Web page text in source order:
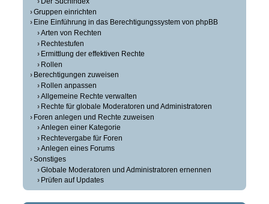
Gruppen einrichten
Eine Einführung in das Berechtigungssystem von phpBB
Arten von Rechten
Rechtestufen
Ermittlung der effektiven Rechte
Rollen
Berechtigungen zuweisen
Rollen anpassen
Allgemeine Rechte verwalten
Rechte für globale Moderatoren und Administratoren
Foren anlegen und Rechte zuweisen
Anlegen einer Kategorie
Rechtevergabe für Foren
Anlegen eines Forums
Sonstiges
Globale Moderatoren und Administratoren ernennen
Prüfen auf Updates